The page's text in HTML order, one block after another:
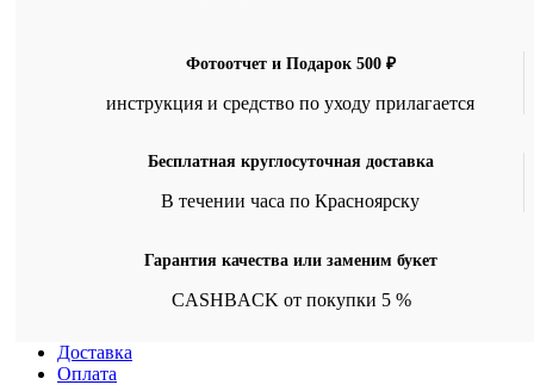
Фотоотчет и Подарок 500 ₽
инструкция и средство по уходу прилагается
Бесплатная круглосуточная доставка
В течении часа по Красноярску
Гарантия качества или заменим букет
CASHBACK от покупки 5 %
Доставка
Оплата